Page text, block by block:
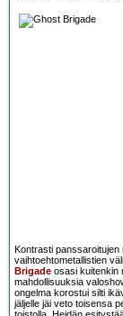
Kontrasti
vaihtoehtometallistien
Brigade osasi kuitenkin
mahdollisuuksia
ongelma korostui silti
jäljelle jäi veto toisensa